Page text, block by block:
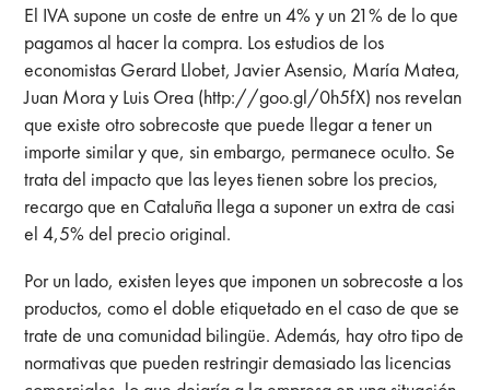
El IVA supone un coste de entre un 4% y un 21% de lo que
pagamos al hacer la compra. Los estudios de los
economistas Gerard Llobet, Javier Asensio, María Matea,
Juan Mora y Luis Orea (http://goo.gl/0h5fX) nos revelan
que existe otro sobrecoste que puede llegar a tener un
importe similar y que, sin embargo, permanece oculto. Se
trata del impacto que las leyes tienen sobre los precios,
recargo que en Cataluña llega a suponer un extra de casi
el 4,5% del precio original.
Por un lado, existen leyes que imponen un sobrecoste a los
productos, como el doble etiquetado en el caso de que se
trate de una comunidad bilingüe. Además, hay otro tipo de
normativas que pueden restringir demasiado las licencias